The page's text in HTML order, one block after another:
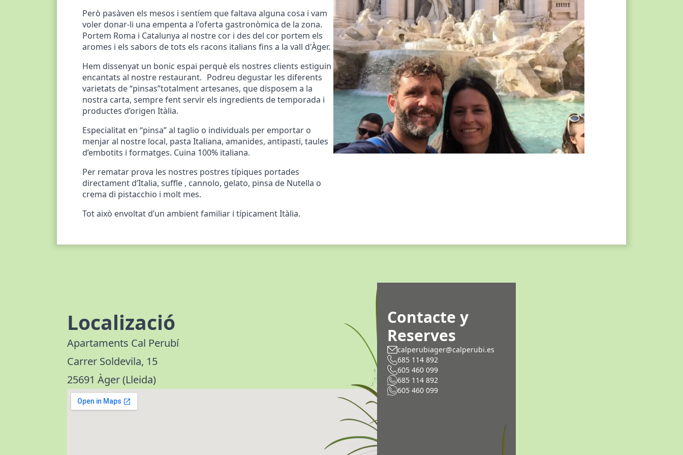
Però pasàven els mesos i sentíem que faltava alguna cosa i vam
voler donar-li una empenta a l'oferta gastronòmica de la zona.
Portem Roma i Catalunya al nostre cor i des del cor portem els
aromes i els sabors de tots els racons italians fins a la vall d'Àger.
Hem dissenyat un bonic espai perquè els nostres clients estiguin
encantats al nostre restaurant. Podreu degustar les diferents
varietats de “pinsas”totalment artesanes, que disposem a la
nostra carta, sempre fent servir els ingredients de temporada i
productes d’origen Itàlia.
Especialitat en “pinsa” al taglio o individuals per emportar o
menjar al nostre local, pasta Italiana, amanides, antipasti, taules
d’embotits i formatges. Cuina 100% italiana.
Per rematar prova les nostres postres típiques portades
directament d’Italia, suffle , cannolo, gelato, pinsa de Nutella o
crema di pistacchio i molt mes.
Tot això envoltat d’un ambient familiar i típicament Itàlia.
Localizació
Apartaments Cal Perubí
Carrer Soldevila, 15
25691 Àger (Lleida)
Contacte y
Reserves
calperubiager@calperubi.es
685 114 892
605 460 099
685 114 892
605 460 099